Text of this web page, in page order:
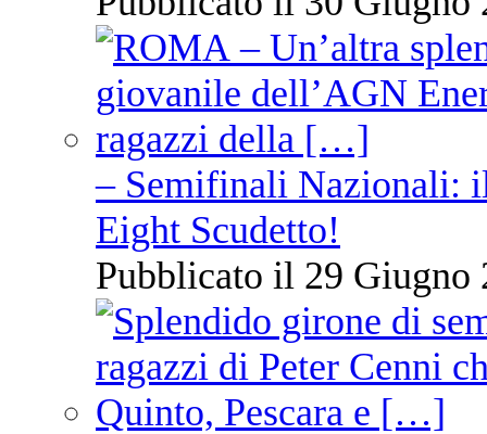
– Semifinali Nazionali:
Eight Scudetto!
Pubblicato il 29 Giugno